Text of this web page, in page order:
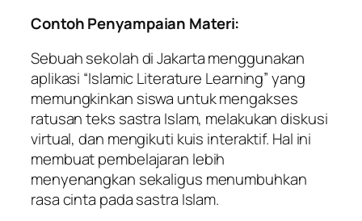
Contoh Penyampaian Materi:
Sebuah sekolah di Jakarta menggunakan
aplikasi “Islamic Literature Learning” yang
memungkinkan siswa untuk mengakses
ratusan teks sastra Islam, melakukan diskusi
virtual, dan mengikuti kuis interaktif. Hal ini
membuat pembelajaran lebih
menyenangkan sekaligus menumbuhkan
rasa cinta pada sastra Islam.